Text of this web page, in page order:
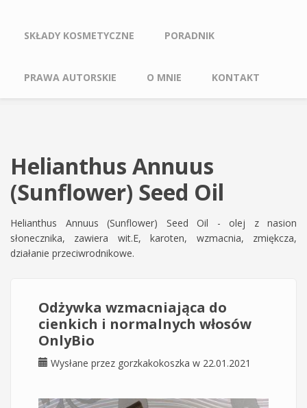
SKŁADY KOSMETYCZNE PORADNIK
PRAWA AUTORSKIE O MNIE KONTAKT
Helianthus Annuus
(Sunflower) Seed Oil
Helianthus Annuus (Sunflower) Seed Oil - olej z nasion
słonecznika, zawiera wit.E, karoten, wzmacnia, zmiękcza,
działanie przeciwrodnikowe.
Odżywka wzmacniająca do
cienkich i normalnych włosów
OnlyBio
Wysłane przez gorzkakokoszka w 22.01.2021